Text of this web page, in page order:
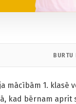
BURTU
mācībām 1. klasē
kad bērnam aprit